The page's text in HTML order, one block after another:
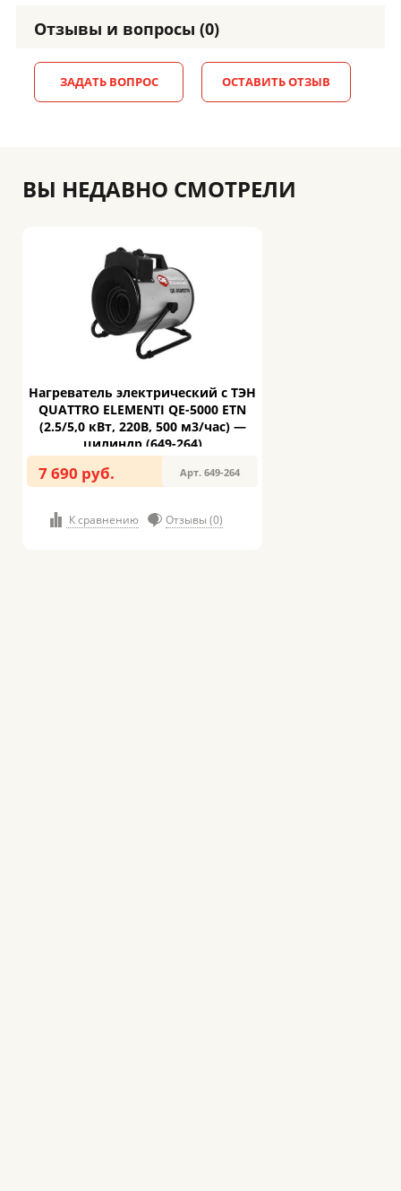
Отзывы и вопросы (0)
ЗАДАТЬ ВОПРОС ОСТАВИТЬ ОТЗЫВ
ВЫ НЕДАВНО СМОТРЕЛИ
Нагреватель электрический с ТЭН
QUATTRO ELEMENTI QE-5000 ETN
(2.5/5,0 кВт, 220В, 500 м3/час) —
цилиндр (649-264)
7 690 руб. Арт. 649-264
К сравнению Отзывы (0)